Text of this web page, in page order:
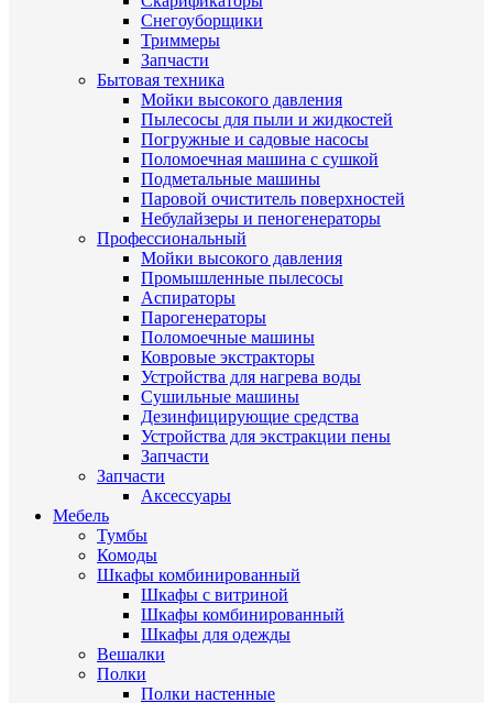
Снегоуборщики
Триммеры
Запчасти
Бытовая техника
Мойки высокого давления
Пылесосы для пыли и жидкостей
Погружные и садовые насосы
Поломоечная машина с сушкой
Подметальные машины
Паровой очиститель поверхностей
Небулайзеры и пеногенераторы
Профессиональный
Мойки высокого давления
Промышленные пылесосы
Аспираторы
Парогенераторы
Поломоечные машины
Ковровые экстракторы
Устройства для нагрева воды
Сушильные машины
Дезинфицирующие средства
Устройства для экстракции пены
Запчасти
Запчасти
Аксессуары
Мебель
Тумбы
Комоды
Шкафы комбинированный
Шкафы с витриной
Шкафы комбинированный
Шкафы для одежды
Вешалки
Полки
Полки настенные